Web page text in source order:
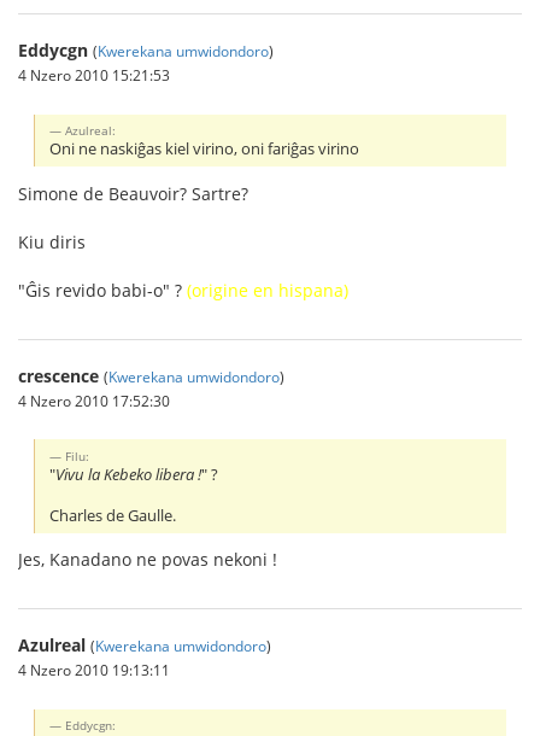
Eddycgn (Kwerekana umwidondoro)
4 Nzero 2010 15:21:53
Azulreal:
Oni ne naskiĝas kiel virino, oni fariĝas virino
Simone de Beauvoir? Sartre?
Kiu diris
"Ĝis revido babi-o" ? (origine en hispana)
crescence (Kwerekana umwidondoro)
4 Nzero 2010 17:52:30
Filu:
"Vivu la Kebeko libera !" ?
Charles de Gaulle.
Jes, Kanadano ne povas nekoni !
Azulreal (Kwerekana umwidondoro)
4 Nzero 2010 19:13:11
Eddycgn: